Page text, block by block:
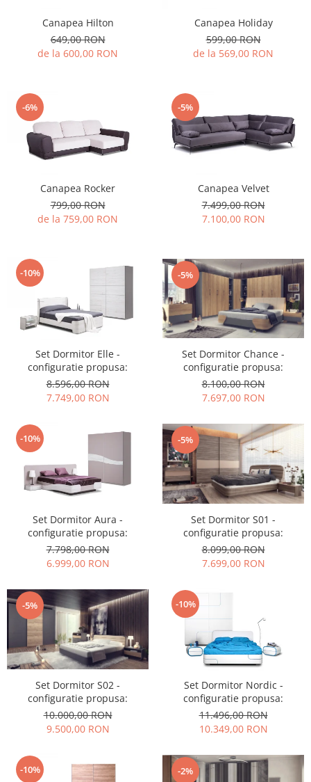
Canapea Hilton
649,00 RON
de la 600,00 RON
Canapea Holiday
599,00 RON
de la 569,00 RON
-6%
Canapea Rocker
799,00 RON
de la 759,00 RON
-5%
Canapea Velvet
7.499,00 RON
7.100,00 RON
-10%
Set Dormitor Elle -
configuratie propusa:
8.596,00 RON
7.749,00 RON
-5%
Set Dormitor Chance -
configuratie propusa:
8.100,00 RON
7.697,00 RON
-10%
Set Dormitor Aura -
configuratie propusa:
7.798,00 RON
6.999,00 RON
-5%
Set Dormitor S01 -
configuratie propusa:
8.099,00 RON
7.699,00 RON
-5%
Set Dormitor S02 -
configuratie propusa:
10.000,00 RON
9.500,00 RON
-10%
Set Dormitor Nordic -
configuratie propusa:
11.496,00 RON
10.349,00 RON
-10% -2%